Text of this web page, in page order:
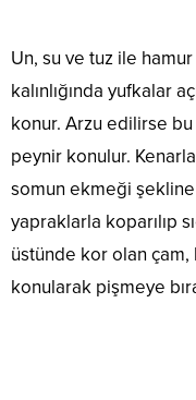
Un, su ve tuz ile hamur
kalınlığında yufkalar
konur. Arzu edilirse bu
peynir konulur.
somun ekmeği
yapraklarla koparılıp
üstünde kor olan
konularak pişmeye